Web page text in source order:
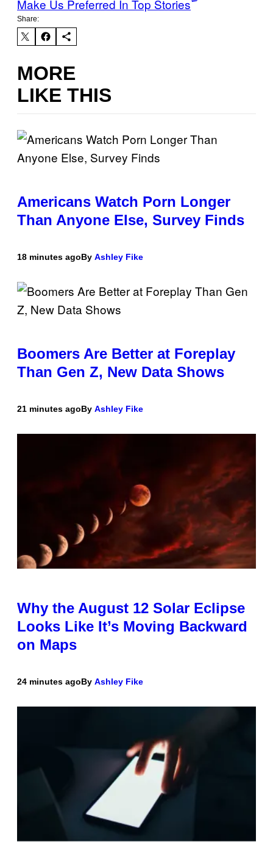
Make Us Preferred In Top Stories
Share:
MORE
LIKE THIS
Americans Watch Porn Longer
Than Anyone Else, Survey Finds
18 minutes agoBy Ashley Fike
Boomers Are Better at Foreplay
Than Gen Z, New Data Shows
21 minutes agoBy Ashley Fike
Why the August 12 Solar Eclipse
Looks Like It’s Moving Backward
on Maps
24 minutes agoBy Ashley Fike